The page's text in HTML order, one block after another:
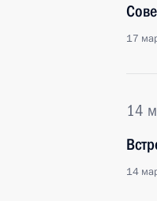
17
14
14